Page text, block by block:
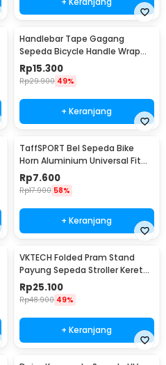
Handlebar Tape Gagang
Sepeda Bicycle Handle Wrap
2M 30mm 2 PCS - GH-081H
Rp15.300
Rp29.900 49%
+ Keranjang
TaffSPORT Bel Sepeda Bike
Horn Aluminium Universal Fit
85dB - CL-6
Rp7.600
Rp17.900 58%
+ Keranjang
VKTECH Folded Pram Stand
Payung Sepeda Stroller Kereta
Bayi - LS4G
Rp25.100
Rp48.900 49%
+ Keranjang